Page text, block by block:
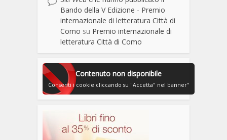
Bando della V Edizione - Premio
internazionale di letteratura Città di
Como su Premio internazionale di
letteratura Città di Como
Contenuto non disponibile
Consenti i cookie cliccando su "Accetta" nel banner"